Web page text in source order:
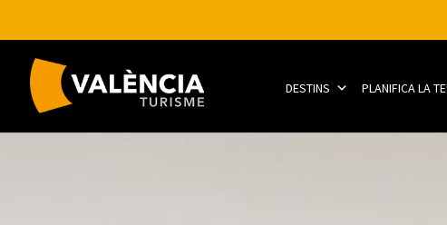
DESTINS PLANIFICA LA